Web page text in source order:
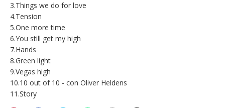
3.Things we do for love
4.Tension
5.One more time
6.You still get my high
7.Hands
8.Green light
9.Vegas high
10.10 out of 10 - con Oliver Heldens
11.Story